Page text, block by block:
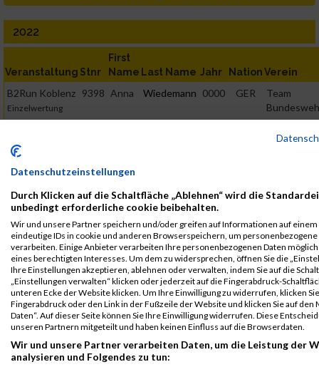
2022
Veranstaltung Stnr
First
Name Last Name Jahr NationVerein
B2Run Koblenz
Einzelwertung
9398 Anna Wiedemann 0000 GER
Team
Einzelwertung
weiblich
Teamwertung
mixed
B2Run Koblenz
Teamwertung
weiblich
9398 Anna Wiedemann 0000 GER
Team
Legende:
GPos = Geschlechter Position, KPos = Kategorie Position, TPos =
Team Position, DNS = Did not start, DNF = Did not finish, DQ =
Disqualifiziert
Datenschutzeinstellungen
Durch Klicken auf die Schaltfläche „Ablehnen“ wird die
unbedingt erforderliche cookie beibehalten.
Wir und unsere Partner speichern und/oder greifen auf Informationen auf einem
eindeutige IDs in cookie und anderen Browserspeichern, um personenbezogene
verarbeiten. Einige Anbieter verarbeiten Ihre personenbezogenen Daten
eines berechtigten Interesses. Um dem zu widersprechen, öffnen Sie die
Ihre Einstellungen akzeptieren, ablehnen oder verwalten, indem Sie auf die
„Einstellungen verwalten“ klicken oder jederzeit auf die Fingerabdruck-
unteren Ecke der Website klicken. Um Ihre Einwilligung zu widerrufen, klicken
Fingerabdruck oder den Link in der Fußzeile der Website und klicken Sie auf den
Daten“. Auf dieser Seite können Sie Ihre Einwilligung widerrufen. Diese
unseren Partnern mitgeteilt und haben keinen Einfluss auf die Browserdaten.
Wir und unsere Partner verarbeiten Daten, um die Leistung der
analysieren und Folgendes zu tun: